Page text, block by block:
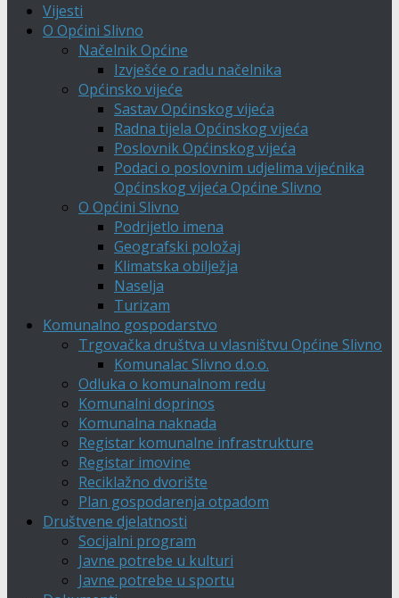
Vijesti
O Općini Slivno
Načelnik Općine
Izvješće o radu načelnika
Općinsko vijeće
Sastav Općinskog vijeća
Radna tijela Općinskog vijeća
Poslovnik Općinskog vijeća
Podaci o poslovnim udjelima vijećnika
Općinskog vijeća Općine Slivno
O Općini Slivno
Podrijetlo imena
Geografski položaj
Klimatska obilježja
Naselja
Turizam
Komunalno gospodarstvo
Trgovačka društva u vlasništvu Općine Slivno
Komunalac Slivno d.o.o.
Odluka o komunalnom redu
Komunalni doprinos
Komunalna naknada
Registar komunalne infrastrukture
Registar imovine
Reciklažno dvorište
Plan gospodarenja otpadom
Društvene djelatnosti
Socijalni program
Javne potrebe u kulturi
Javne potrebe u sportu